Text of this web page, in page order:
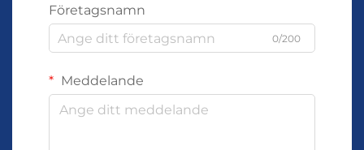
Företagsnamn
0/200
Meddelande